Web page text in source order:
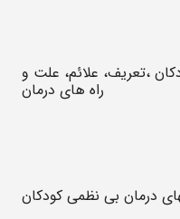
،تعریف، علائم، علت و
راه های درمان
درمان بی نظمی کودکان